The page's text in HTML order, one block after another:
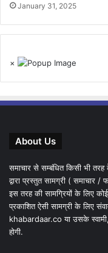
January 31, 2025
×
About Us
समाचार से सम्बंधित किसी भी
द्वारा प्रस्तुत सामग्री ( समाचार
इस तरह की सामग्रियों के लिए
प्रकाशित ऐसी सामग्री के लिए
khabardaar.co या उसके
होगी.